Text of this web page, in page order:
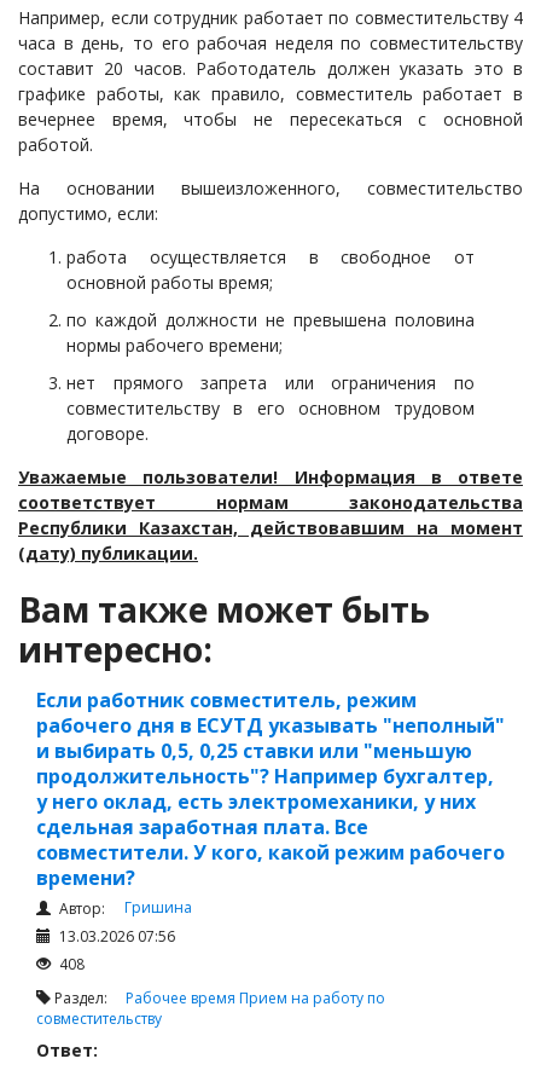
Например, если сотрудник работает по совместительству 4
часа в день, то его рабочая неделя по совместительству
составит 20 часов. Работодатель должен указать это в
графике работы, как правило, совместитель работает в
вечернее время, чтобы не пересекаться с основной
работой.
На основании вышеизложенного, совместительство
допустимо, если:
работа осуществляется в свободное от
основной работы время;
по каждой должности не превышена половина
нормы рабочего времени;
нет прямого запрета или ограничения по
совместительству в его основном трудовом
договоре.
Уважаемые пользователи! Информация в ответе
соответствует нормам законодательства
Республики Казахстан, действовавшим на момент
(дату) публикации.
Вам также может быть
интересно:
Если работник совместитель, режим
рабочего дня в ЕСУТД указывать "неполный"
и выбирать 0,5, 0,25 ставки или "меньшую
продолжительность"? Например бухгалтер,
у него оклад, есть электромеханики, у них
сдельная заработная плата. Все
совместители. У кого, какой режим рабочего
времени?
Автор:
Гришина
13.03.2026 07:56
408
Раздел: Рабочее время Прием на работу по
совместительству
Ответ: